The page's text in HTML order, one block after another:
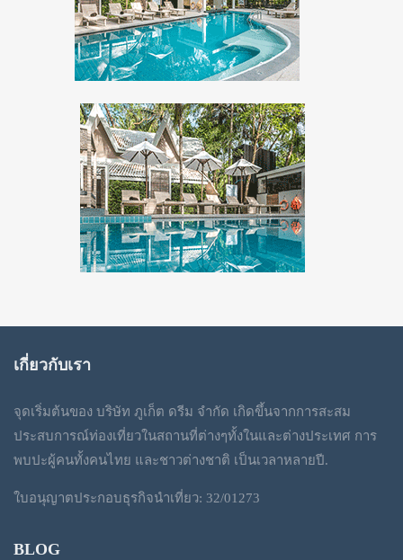
เกี่ยวกับเรา
จุดเริ่มต้นของ บริษัท ภูเก็ต ดรีม จำกัด เกิดขึ้นจากการสะสม
ประสบการณ์ท่องเที่ยวในสถานที่ต่างๆทั้งในและต่างประเทศ การ
พบปะผู้คนทั้งคนไทย และชาวต่างชาติ เป็นเวลาหลายปี.
ใบอนุญาตประกอบธุรกิจนำเที่ยว: 32/01273
BLOG